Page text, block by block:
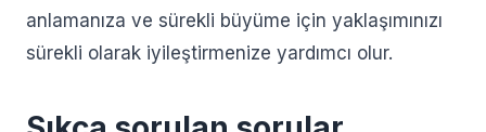
anlamanıza ve sürekli büyüme için yaklaşımınızı
sürekli olarak iyileştirmenize yardımcı olur.